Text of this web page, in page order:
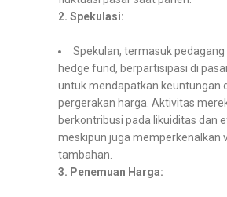
2. Spekulasi:
Spekulan, termasuk pedagang
hedge fund, berpartisipasi di
untuk mendapatkan keuntungan
pergerakan harga. Aktivitas
berkontribusi pada likuiditas dan
meskipun juga memperkenalkan
tambahan.
3. Penemuan Harga: